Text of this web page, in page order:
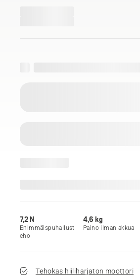
7,2 N
Enimmäispuhallust
eho
4,6 kg
Paino ilman akkua
Tehokas hiiliharjaton moottori